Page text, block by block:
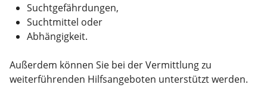
Suchtgefährdungen,
Suchtmittel oder
Abhängigkeit.
Außerdem können Sie bei der Vermittlung zu
weiterführenden Hilfsangeboten unterstützt werden.